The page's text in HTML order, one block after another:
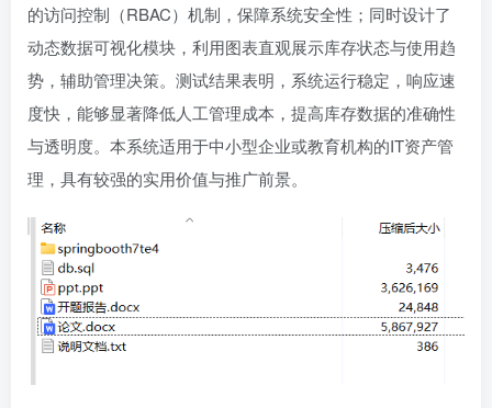
的访问控制（RBAC）机制，保障系统安全性；同时设计了
动态数据可视化模块，利用图表直观展示库存状态与使用趋
势，辅助管理决策。测试结果表明，系统运行稳定，响应速
度快，能够显著降低人工管理成本，提高库存数据的准确性
与透明度。本系统适用于中小型企业或教育机构的IT资产管
理，具有较强的实用价值与推广前景。